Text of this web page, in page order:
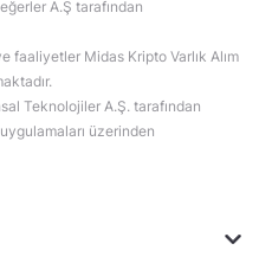
A.Ş tarafından
faaliyetler Midas Kripto Varlık Alım
Teknolojiler A.Ş. tarafından
üzerinden